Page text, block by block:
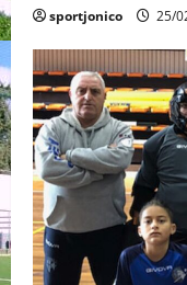
sportjonico 25/